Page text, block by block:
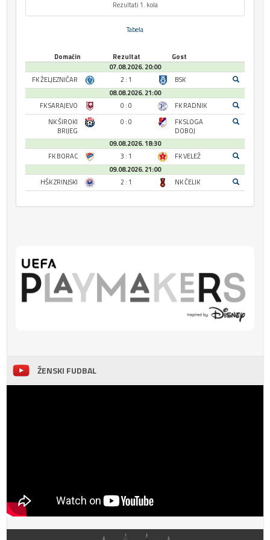
Rezultati 1. kola
Tabela
Domaćin Rezultat
Gost
07.08.2026. 20:00
FK ŽELJEZNIČAR
2 : 1
BSK
08.08.2026. 21:00
FK SARAJEVO
0 : 0
FK RADNIK
NK ŠIROKI
BRIJEG
0 : 0
FK SLOGA
DOBOJ
09.08.2026. 18:30
FK BORAC
3 : 1
FK VELEŽ
09.08.2026. 21:00
HŠK ZRINJSKI
2 : 1 NK ČELIK
ŽENSKI FUDBAL